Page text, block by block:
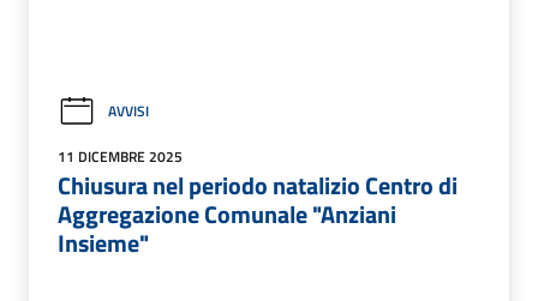
AVVISI
11 DICEMBRE 2025
Chiusura nel periodo natalizio Centro di
Aggregazione Comunale "Anziani
Insieme"